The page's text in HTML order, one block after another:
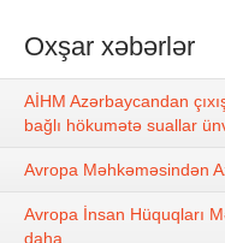
Oxşar xəbərlər
AİHM Azərbaycandan
bağlı hökumətə suallar
Avropa Məhkəməsindən
Avropa İnsan Hüquqları
daha